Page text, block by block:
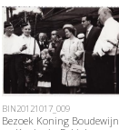
BIN20121017_009
Bezoek Koning Boudewijn